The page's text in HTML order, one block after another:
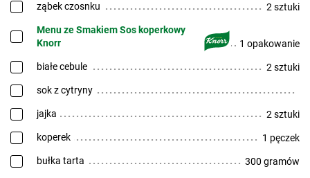
ząbek czosnku 2 sztuki
Menu ze Smakiem Sos koperkowy
Knorr
1 opakowanie
białe cebule 2 sztuki
sok z cytryny
jajka 2 sztuki
koperek 1 pęczek
bułka tarta 300 gramów